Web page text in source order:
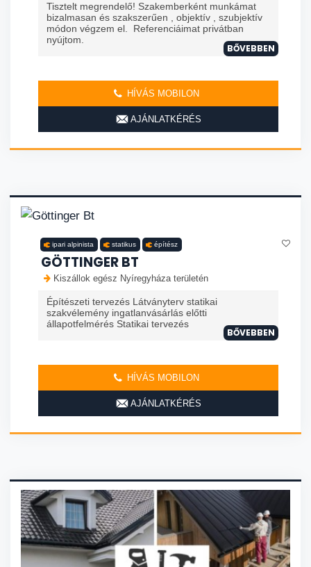
Tisztelt megrendelő! Szakemberként munkámat
bizalmasan és szakszerűen , objektív , szubjektív
módon végzem el. Referenciáimat privátban
nyújtom.
BŐVEBBEN
HÍVÁS MOBILON
AJÁNLATKÉRÉS
ipari alpinista statikus építész
GÖTTINGER BT
Kiszállok egész Nyíregyháza területén
Építészeti tervezés Látványterv statikai
szakvélemény ingatlanvásárlás előtti
állapotfelmérés Statikai tervezés
BŐVEBBEN
HÍVÁS MOBILON
AJÁNLATKÉRÉS